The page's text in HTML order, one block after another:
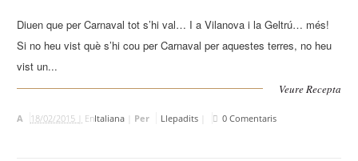
Diuen que per Carnaval tot s’hi val… I a Vilanova i la Geltrú… més!
Si no heu vist què s’hi cou per Carnaval per aquestes terres, no heu
vist un...
Veure Recepta
A 18/02/2015 | EnItaliana Per Llepadits 0 Comentaris